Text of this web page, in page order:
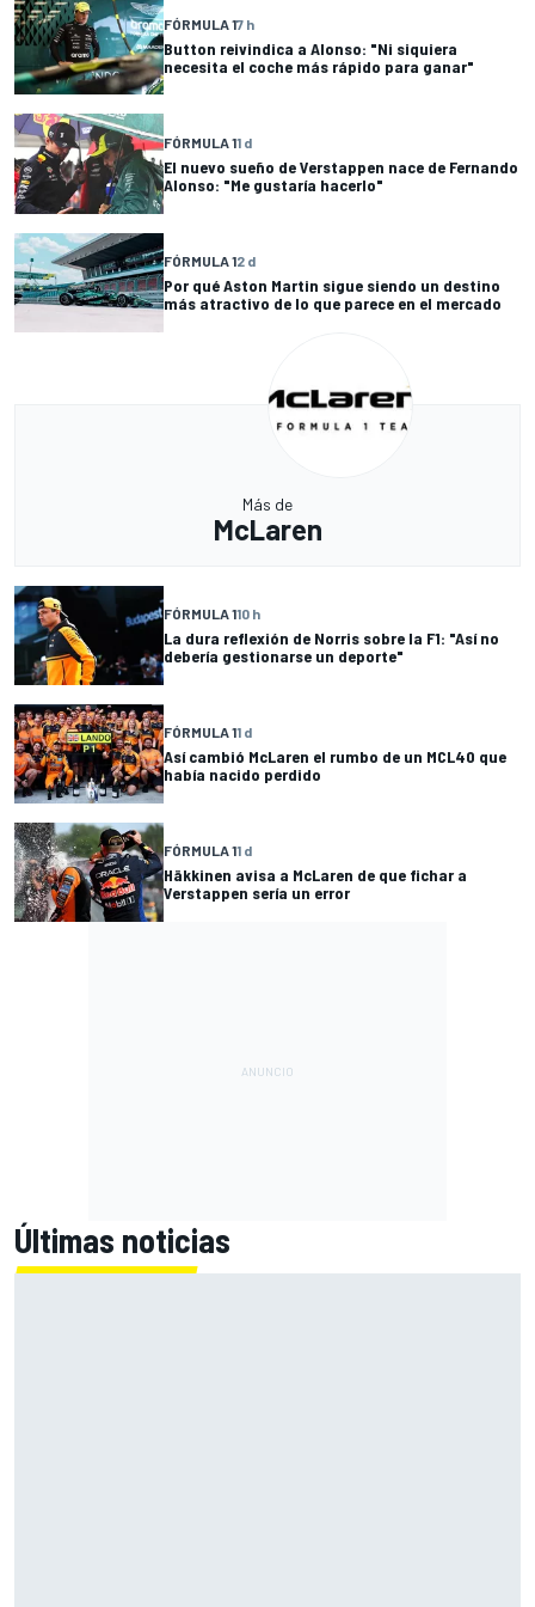
FÓRMULA 17 h
Button reivindica a Alonso: "Ni siquiera
necesita el coche más rápido para ganar"
FÓRMULA 11 d
El nuevo sueño de Verstappen nace de Fernando
Alonso: "Me gustaría hacerlo"
FÓRMULA 12 d
Por qué Aston Martin sigue siendo un destino
más atractivo de lo que parece en el mercado
Más de
McLaren
FÓRMULA 110 h
La dura reflexión de Norris sobre la F1: "Así no
debería gestionarse un deporte"
FÓRMULA 11 d
Así cambió McLaren el rumbo de un MCL40 que
había nacido perdido
FÓRMULA 11 d
Häkkinen avisa a McLaren de que fichar a
Verstappen sería un error
Últimas noticias